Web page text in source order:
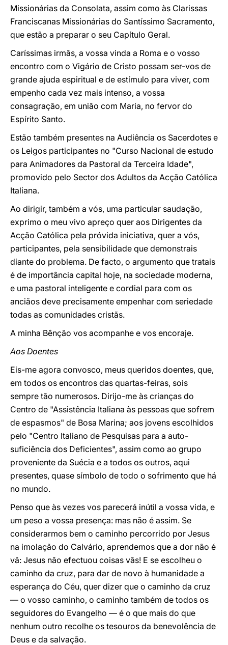
Missionárias da Consolata, assim como às Clarissas
Franciscanas Missionárias do Santíssimo Sacramento,
que estão a preparar o seu Capítulo Geral.
Caríssimas irmãs, a vossa vinda a Roma e o vosso
encontro com o Vigário de Cristo possam ser-vos de
grande ajuda espiritual e de estímulo para viver, com
empenho cada vez mais intenso, a vossa
consagração, em união com Maria, no fervor do
Espírito Santo.
Estão também presentes na Audiência os Sacerdotes e
os Leigos participantes no "Curso Nacional de estudo
para Animadores da Pastoral da Terceira Idade",
promovido pelo Sector dos Adultos da Acção Católica
Italiana.
Ao dirigir, também a vós, uma particular saudação,
exprimo o meu vivo apreço quer aos Dirigentes da
Acção Católica pela próvida iniciativa, quer a vós,
participantes, pela sensibilidade que demonstrais
diante do problema. De facto, o argumento que tratais
é de importância capital hoje, na sociedade moderna,
e uma pastoral inteligente e cordial para com os
anciãos deve precisamente empenhar com seriedade
todas as comunidades cristãs.
A minha Bênção vos acompanhe e vos encoraje.
Aos Doentes
Eis-me agora convosco, meus queridos doentes, que,
em todos os encontros das quartas-feiras, sois
sempre tão numerosos. Dirijo-me às crianças do
Centro de "Assistência Italiana às pessoas que sofrem
de espasmos" de Bosa Marina; aos jovens escolhidos
pelo "Centro Italiano de Pesquisas para a auto-
suficiência dos Deficientes", assim como ao grupo
proveniente da Suécia e a todos os outros, aqui
presentes, quase símbolo de todo o sofrimento que há
no mundo.
Penso que às vezes vos parecerá inútil a vossa vida, e
um peso a vossa presença: mas não é assim. Se
considerarmos bem o caminho percorrido por Jesus
na imolação do Calvário, aprendemos que a dor não é
vã: Jesus não efectuou coisas vãs! E se escolheu o
caminho da cruz, para dar de novo à humanidade a
esperança do Céu, quer dizer que o caminho da cruz
— o vosso caminho, o caminho também de todos os
seguidores do Evangelho — é o que mais do que
nenhum outro recolhe os tesouros da benevolência de
Deus e da salvação.